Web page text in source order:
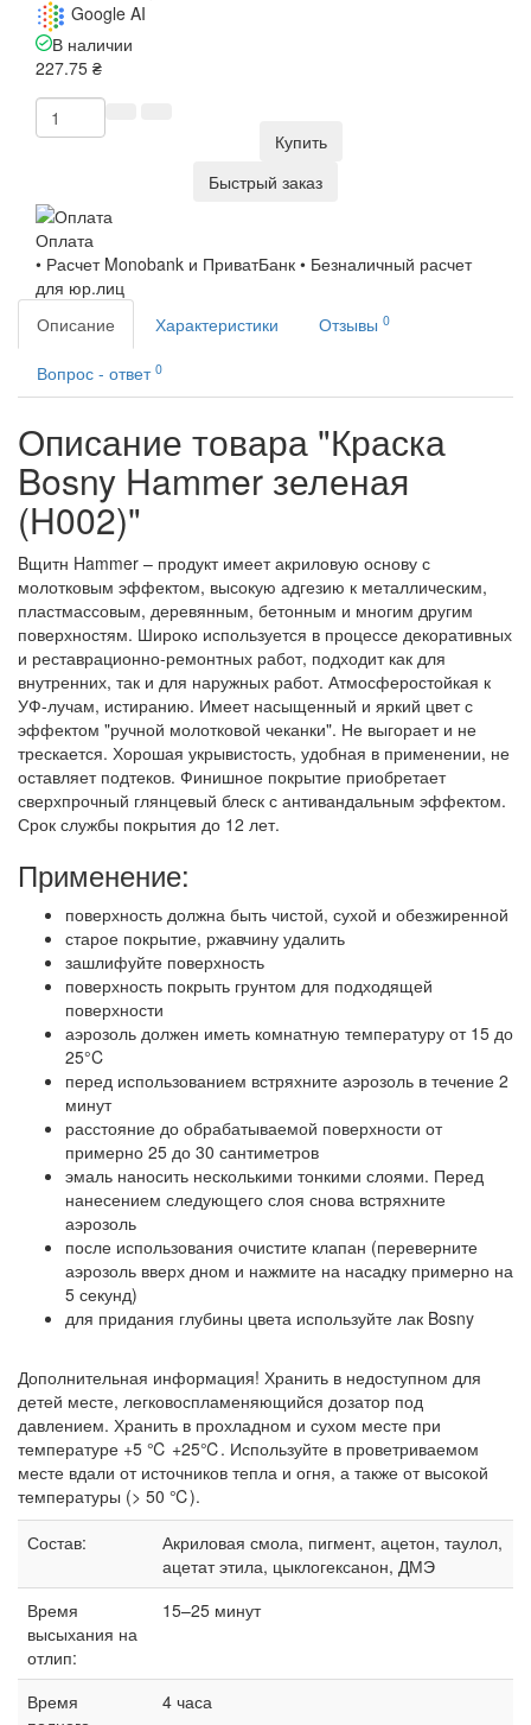
Google AI
В наличии
227.75 ₴
Купить
Быстрый заказ
Оплата
• Расчет Monobank и ПриватБанк • Безналичный расчет
для юр.лиц
Описание
Характеристики Отзывы 0
Вопрос - ответ 0
Описание товара "Краска
Bosny Hammer зеленая
(H002)"
Bщитн Hammer – продукт имеет акриловую основу с
молотковым эффектом, высокую адгезию к металлическим,
пластмассовым, деревянным, бетонным и многим другим
поверхностям. Широко используется в процессе декоративных
и реставрационно-ремонтных работ, подходит как для
внутренних, так и для наружных работ. Атмосферостойкая к
УФ-лучам, истиранию. Имеет насыщенный и яркий цвет с
эффектом "ручной молотковой чеканки". Не выгорает и не
трескается. Хорошая укрывистость, удобная в применении, не
оставляет подтеков. Финишное покрытие приобретает
сверхпрочный глянцевый блеск с антивандальным эффектом.
Срок службы покрытия до 12 лет.
Применение:
поверхность должна быть чистой, сухой и обезжиренной
старое покрытие, ржавчину удалить
зашлифуйте поверхность
поверхность покрыть грунтом для подходящей
поверхности
аэрозоль должен иметь комнатную температуру от 15 до
25°C
перед использованием встряхните аэрозоль в течение 2
минут
расстояние до обрабатываемой поверхности от
примерно 25 до 30 сантиметров
эмаль наносить несколькими тонкими слоями. Перед
нанесением следующего слоя снова встряхните
аэрозоль
после использования очистите клапан (переверните
аэрозоль вверх дном и нажмите на насадку примерно на
5 секунд)
для придания глубины цвета используйте лак Bosny
Дополнительная информация! Хранить в недоступном для
детей месте, легковоспламеняющийся дозатор под
давлением. Хранить в прохладном и сухом месте при
температуре +5 ℃ +25℃. Используйте в проветриваемом
месте вдали от источников тепла и огня, а также от высокой
температуры (> 50 ℃).
Состав:
Акриловая смола, пигмент, ацетон, таулол,
ацетат этила, цыклогексанон, ДМЭ
Время
высыхания на
отлип:
15–25 минут
Время
4 часа